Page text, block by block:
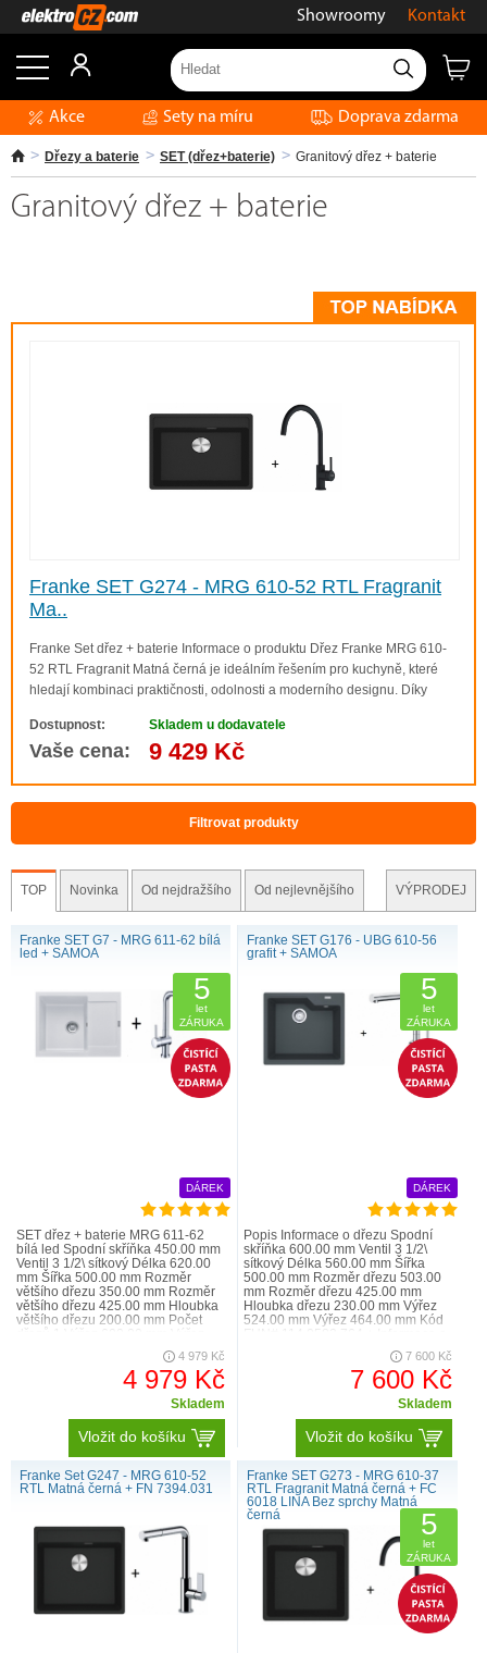
Showroomy Kontakt
Akce Sety na míru Doprava zdarma
Dřezy a baterie SET (dřez+baterie) Granitový dřez + baterie
Granitový dřez + baterie
Franke SET G274 - MRG 610-52 RTL Fragranit
Ma..
Franke Set dřez + baterie Informace o produktu Dřez Franke MRG 610-
52 RTL Fragranit Matná černá je ideálním řešením pro kuchyně, které
hledají kombinaci praktičnosti, odolnosti a moderního designu. Díky
větším nádobím. Horní mo..
Dostupnost: Skladem u dodavatele
Vaše cena: 9 429 Kč
Filtrovat produkty
TOP Novinka Od nejdražšího Od nejlevnějšího VÝPRODEJ
Franke SET G7 - MRG 611-62 bílá
led + SAMOA
5
let
ZÁRUKA
DÁREK
SET dřez + baterie MRG 611-62
bílá led Spodní skříňka 450.00 mm
Ventil 3 1/2\ sítkový Délka 620.00
mm Šířka 500.00 mm Rozměr
většího dřezu 350.00 mm Rozměr
většího dřezu 425.00 mm Hloubka
většího dřezu 200.00 mm Počet
4 979 Kč
4 979 Kč
Skladem
Vložit do košíku
Franke SET G176 - UBG 610-56
grafit + SAMOA
5
let
ZÁRUKA
DÁREK
Popis Informace o dřezu Spodní
skříňka 600.00 mm Ventil 3 1/2\
sítkový Délka 560.00 mm Šířka
500.00 mm Rozměr dřezu 503.00
mm Rozměr dřezu 425.00 mm
Hloubka dřezu 230.00 mm Výřez
524.00 mm Výřez 464.00 mm Kód
7 600 Kč
7 600 Kč
Skladem
Vložit do košíku
Franke Set G247 - MRG 610-52
RTL Matná černá + FN 7394.031
Franke SET G273 - MRG 610-37
RTL Fragranit Matná černá + FC
6018 LINA Bez sprchy Matná
černá
5
let
ZÁRUKA